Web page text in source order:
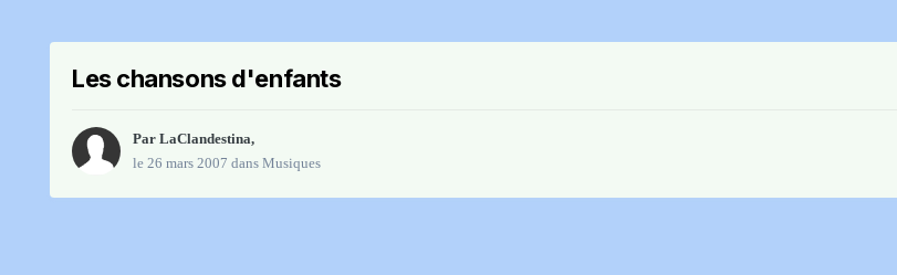
Les chansons d'enfants
Par LaClandestina,
le 26 mars 2007 dans Musiques